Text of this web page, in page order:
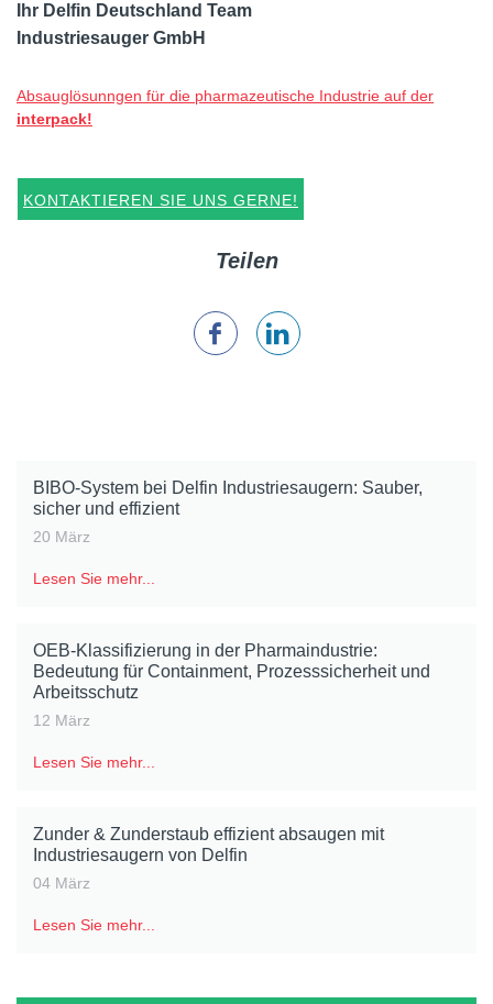
Ihr Delfin Deutschland Team
Industriesauger GmbH
Absauglösunngen für die pharmazeutische Industrie auf der
interpack!
KONTAKTIEREN SIE UNS GERNE!
Teilen
BIBO-System bei Delfin Industriesaugern: Sauber,
sicher und effizient
20 März
Lesen Sie mehr...
OEB-Klassifizierung in der Pharmaindustrie:
Bedeutung für Containment, Prozesssicherheit und
Arbeitsschutz
12 März
Lesen Sie mehr...
Zunder & Zunderstaub effizient absaugen mit
Industriesaugern von Delfin
04 März
Lesen Sie mehr...